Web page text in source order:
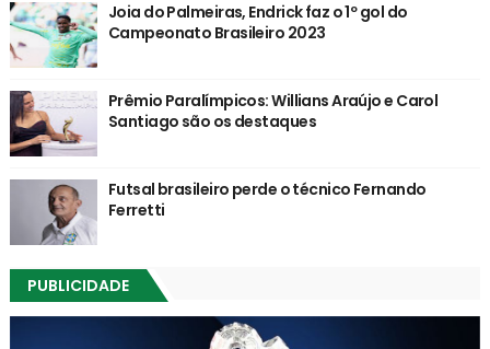
Joia do Palmeiras, Endrick faz o 1º gol do
Campeonato Brasileiro 2023
Prêmio Paralímpicos: Willians Araújo e Carol
Santiago são os destaques
Futsal brasileiro perde o técnico Fernando
Ferretti
PUBLICIDADE